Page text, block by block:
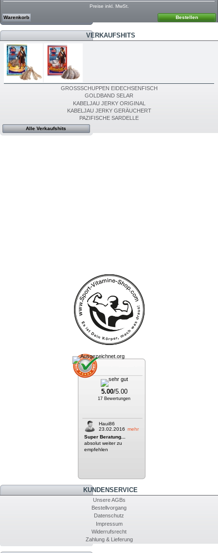
Preise inkl. MwSt.
Warenkorb Bestellen
VERKAUFSHITS
GROSSSCHUPPEN EIDECHSENFISCH
GOLDBAND SELAR
KABELJAU JERKY ORIGINAL
KABELJAU JERKY GERÄUCHERT
PAZIFISCHE SARDELLE
Alle Verkaufshits
5.00/5.00
17 Bewertungen
Haui86
23.02.2016 mehr
Super Beratung...
absolut weiter zu
empfehlen
KUNDENSERVICE
Unsere AGBs
Bestellvorgang
Datenschutz
Impressum
Widerrufsrecht
Zahlung & Lieferung